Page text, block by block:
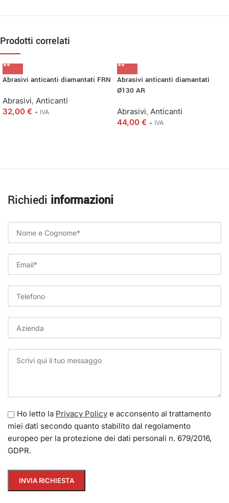
Prodotti correlati
Abrasivi anticanti diamantati FRN
Abrasivi, Anticanti
32,00 € + IVA
Abrasivi anticanti diamantati
Ø130 AR
Abrasivi, Anticanti
44,00 € + IVA
Richiedi informazioni
Ho letto la Privacy Policy e acconsento al trattamento
miei dati secondo quanto stabilito dal regolamento
europeo per la protezione dei dati personali n. 679/2016,
GDPR.